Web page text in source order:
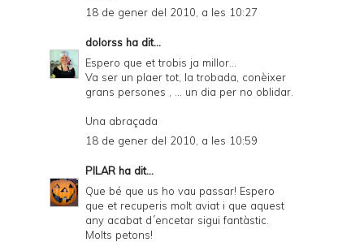
18 de gener del 2010, a les 10:27
dolorss ha dit...
Espero que et trobis ja millor…
Va ser un plaer tot, la trobada, conèixer
grans persones , … un dia per no oblidar.
Una abraçada
18 de gener del 2010, a les 10:59
PILAR ha dit...
Que bé que us ho vau passar! Espero
que et recuperis molt aviat i que aquest
any acabat d´encetar sigui fantàstic.
Molts petons!